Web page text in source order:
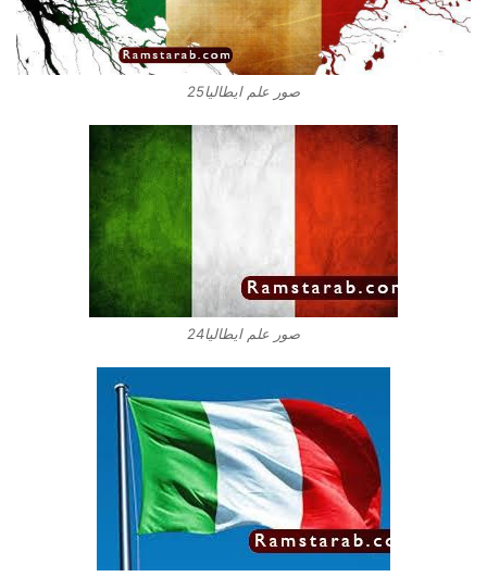
صور علم ايطاليا25
صور علم ايطاليا24